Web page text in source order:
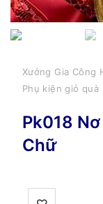
Xưởng Gia Công
Phụ kiện giỏ quà
Pk018
Chữ